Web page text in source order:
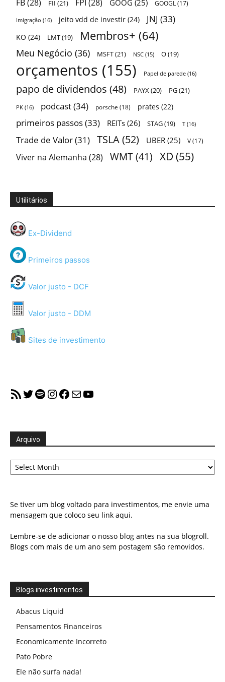
FB(28) FII (21) FPI (28) GOOG (25) GOOGL (17)
Imigração (16) jeito vdd de investir (24) JNJ (33)
KO (24) LMT(19) Membros+ (64)
Meu Negócio (36) MSFT(21) NSC (15) O(19)
orçamentos (155) Papel de parede (16)
papo de dividendos (48) PAYX (20) PG(21)
PK (16) podcast(34) porsche (18) prates (22)
primeiros passos(33) REITs (26) STAG(19) T (16)
Trade de Valor(31) TSLA (52) UBER (25) V(17)
Viver na Alemanha (28) WMT (41) XD (55)
Utilitários
Ex-Dividend
Primeiros passos
Valor justo - DCF
Valor justo - DDM
Sites de investimento
RSS FeedTwitter
Spotify
Instagram
Facebook
MailYouTube
Arquivo
Arquivo
Se tiver um blog voltado para investimentos, me envie uma
mensagem que coloco seu link aqui.
Lembre-se de adicionar o nosso blog antes na sua blogroll.
Blogs com mais de um ano sem postagem são removidos.
Blogs investimentos
Abacus Liquid
Pensamentos Financeiros
Economicamente Incorreto
Pato Pobre
Ele não surfa nada!